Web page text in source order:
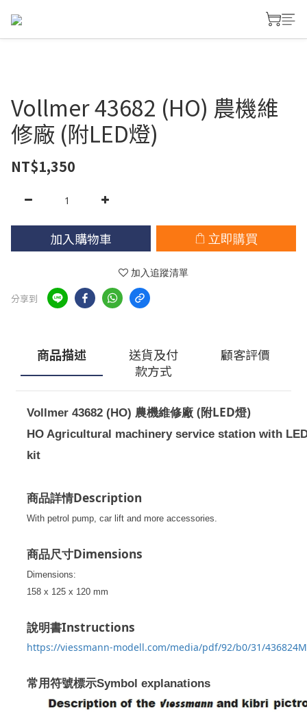
Vollmer 43682 (HO) 農機維
修廠 (附LED燈)
NT$1,350
加入購物車 立即購買
加入追蹤清單
分享到
商品描述
送貨及付
款方式
顧客評價
Vollmer 43682 (HO) 農機維修廠 (附LED燈)
HO Agricultural machinery service station with
kit
商品詳情Description
With petrol pump, car lift and more accessories.
商品尺寸Dimensions
Dimensions:
158 x 125 x 120 mm
說明書Instructions
https://viessmann-modell.com/media/pdf/92/b0/31/
常用符號標示Symbol explanations